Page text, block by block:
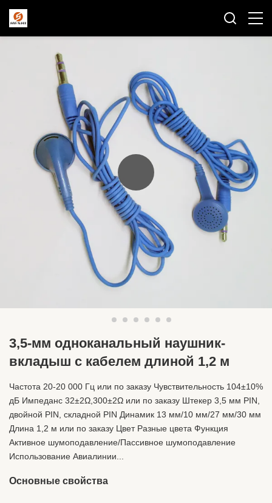
3,5-мм одноканальный наушник-
вкладыш с кабелем длиной 1,2 м
Частота 20-20 000 Гц или по заказу Чувствительность 104±10%
дБ Импеданс 32±2Ω,300±2Ω или по заказу Штекер 3,5 мм PIN,
двойной PIN, складной PIN Динамик 13 мм/10 мм/27 мм/30 мм
Длина 1,2 м или по заказу Цвет Разные цвета Функция
Активное шумоподавление/Пассивное шумоподавление
Использование Авиалинии...
Основные свойства